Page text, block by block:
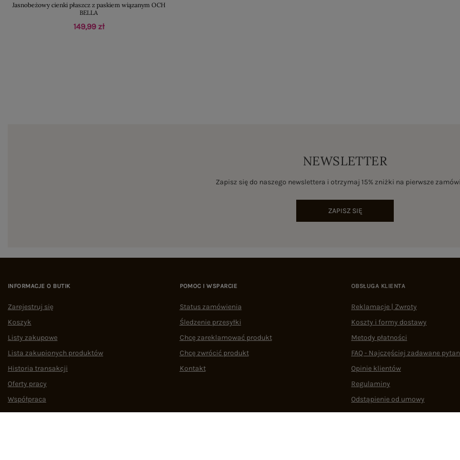
Jasnobeżowy cienki płaszcz z paskiem wiązanym OCH
BELLA
149,99 zł
NEWSLETTER
Zapisz się do naszego newslettera i otrzymaj 15% zniżki na pierwsze
ZAPISZ SIĘ
INFORMACJE O BUTIK
Zarejestruj się
Koszyk
Listy zakupowe
Lista zakupionych produktów
Historia transakcji
Oferty pracy
Współpraca
POMOC I WSPARCIE
Status zamówienia
Śledzenie przesyłki
Chcę zareklamować produkt
Chcę zwrócić produkt
Kontakt
OBSŁUGA KLIENTA
Reklamacje | Zwroty
Koszty i formy dostawy
Metody płatności
FAQ - Najczęściej zadawane
Opinie klientów
Regulaminy
Odstąpienie od umowy